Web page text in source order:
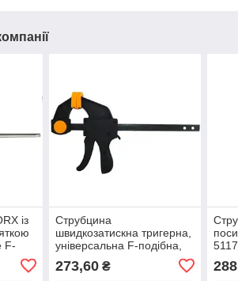
із
F-
Струбцина
швидкозатискна тригерна,
універсальна F-подібна,
150х60 мм пластиковий
корпус Sigma 4243211
273,60₴